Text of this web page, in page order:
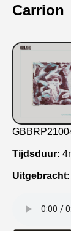
Carrion
Tijdsduur:
Uitgebracht: